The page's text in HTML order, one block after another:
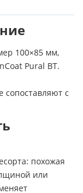
100×85 мм,
Pural BT.
сопоставляют с
похожая
или